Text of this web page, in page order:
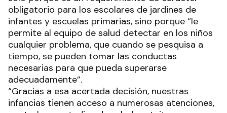
obligatorio para los escolares de jardines de
infantes y escuelas primarias, sino porque “le
permite al equipo de salud detectar en los niños
cualquier problema, que cuando se pesquisa a
tiempo, se pueden tomar las conductas
necesarias para que pueda superarse
adecuadamente”.
“Gracias a esa acertada decisión, nuestras
infancias tienen acceso a numerosas atenciones,